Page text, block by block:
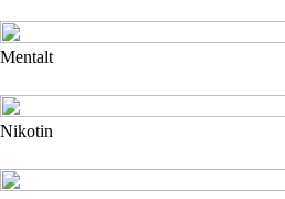
Mentalt
Nikotin